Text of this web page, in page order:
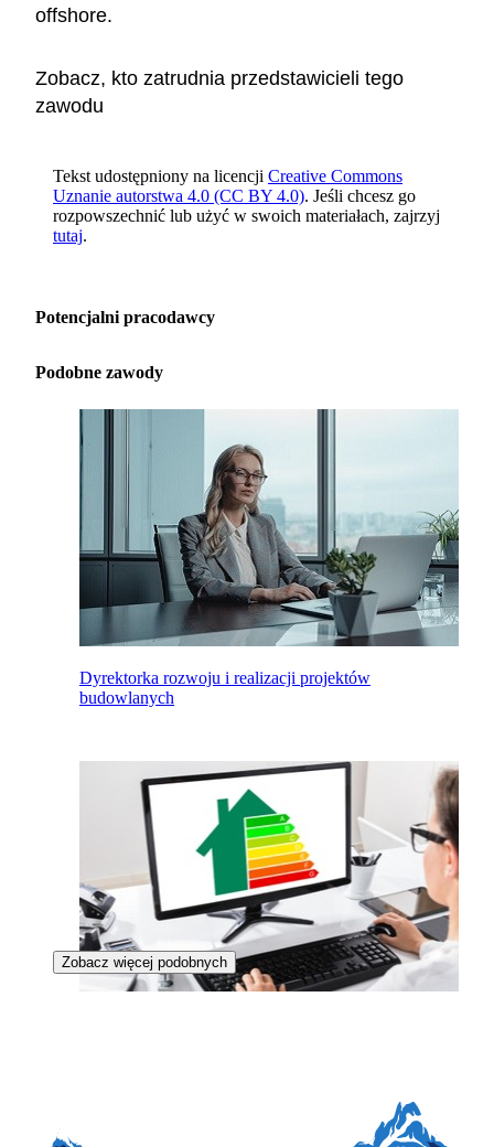
offshore.
Zobacz, kto zatrudnia przedstawicieli tego
zawodu
Tekst udostępniony na licencji Creative Commons
Uznanie autorstwa 4.0 (CC BY 4.0). Jeśli chcesz go
rozpowszechnić lub użyć w swoich materiałach, zajrzyj
tutaj.
Potencjalni pracodawcy
Podobne zawody
Dyrektorka rozwoju i realizacji projektów
budowlanych
Zobacz więcej podobnych